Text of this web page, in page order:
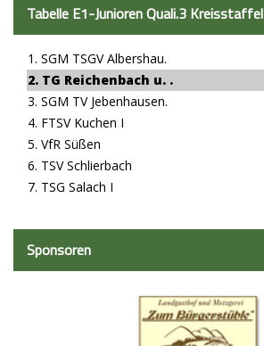
Tabelle E1-Junioren Quali.3 Kreisstaffel
1. SGM TSGV Albershau.
2. TG Reichenbach u. .
3. SGM TV Jebenhausen.
4. FTSV Kuchen I
5. VfR Süßen
6. TSV Schlierbach
7. TSG Salach I
Sponsoren